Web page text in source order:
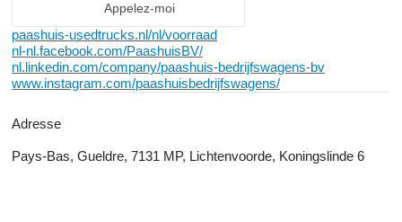
Appelez-moi
paashuis-usedtrucks.nl/nl/voorraad
nl-nl.facebook.com/PaashuisBV/
nl.linkedin.com/company/paashuis-bedrijfswagens-bv
www.instagram.com/paashuisbedrijfswagens/
Adresse
Pays-Bas, Gueldre, 7131 MP, Lichtenvoorde, Koningslinde 6